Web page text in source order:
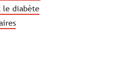
le diabète